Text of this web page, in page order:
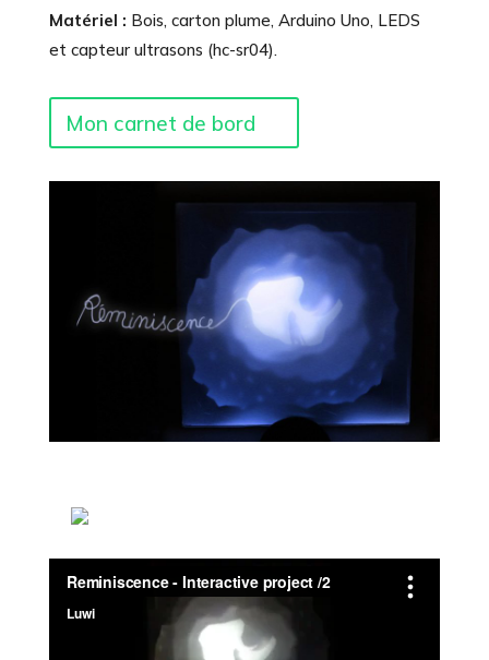
Matériel : Bois, carton plume, Arduino Uno, LEDS
et capteur ultrasons (hc-sr04).
Mon carnet de bord